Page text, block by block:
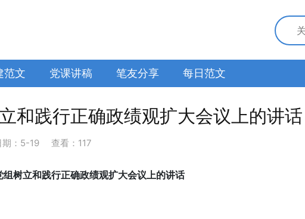
范文 党课讲稿 笔友分享 每日范文
和践行正确政绩观扩大会议上的讲话
期： 5-19 查看：117
树立和践行正确政绩观扩大会议上的讲话